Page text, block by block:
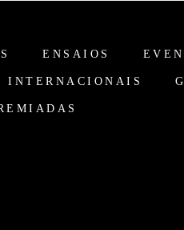
ENSAIOS
INTERNACIONAIS